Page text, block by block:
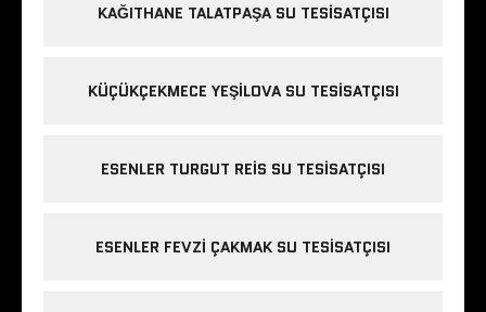
KAĞITHANE TALATPAŞA SU TESISATÇISI
KÜÇÜKÇEKMECE YEŞILOVA SU TESISATÇISI
ESENLER TURGUT REIS SU TESISATÇISI
ESENLER FEVZI ÇAKMAK SU TESISATÇISI